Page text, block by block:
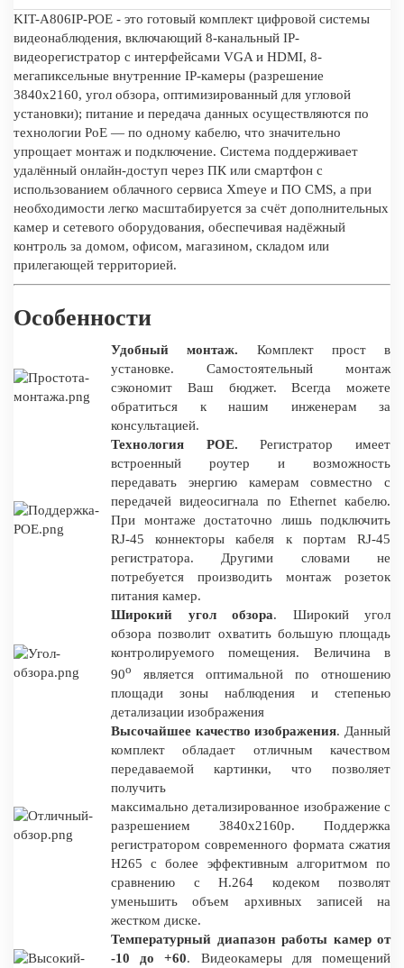
KIT-A806IP-POE - это готовый комплект цифровой системы
видеонаблюдения, включающий 8-канальный IP-
видеорегистратор с интерфейсами VGA и HDMI, 8-
мегапиксельные внутренние IP-камеры (разрешение
3840x2160, угол обзора, оптимизированный для угловой
установки); питание и передача данных осуществляются по
технологии PoE — по одному кабелю, что значительно
упрощает монтаж и подключение. Система поддерживает
удалённый онлайн-доступ через ПК или смартфон с
использованием облачного сервиса Xmeye и ПО CMS, а при
необходимости легко масштабируется за счёт дополнительных
камер и сетевого оборудования, обеспечивая надёжный
контроль за домом, офисом, магазином, складом или
прилегающей территорией.
Особенности
Удобный монтаж. Комплект прост в
установке. Самостоятельный монтаж
сэкономит Ваш бюджет. Всегда можете
обратиться к нашим инженерам за
консультацией.
Технология POE. Регистратор имеет
встроенный роутер и возможность
передавать энергию камерам совместно с
передачей видеосигнала по Ethernet кабелю.
При монтаже достаточно лишь подключить
RJ-45 коннекторы кабеля к портам RJ-45
регистратора. Другими словами не
потребуется производить монтаж розеток
питания камер.
Широкий угол обзора. Широкий угол
обзора позволит охватить большую площадь
контролируемого помещения. Величина в
90о
является оптимальной по отношению
площади зоны наблюдения и степенью
детализации изображения
Высочайшее качество изображения. Данный
комплект обладает отличным качеством
передаваемой картинки, что позволяет
получить
максимально детализированное изображение с
разрешением 3840x2160p. Поддержка
регистратором современного формата сжатия
H265 c более эффективным алгоритмом по
сравнению с H.264 кодеком позволят
уменьшить объем архивных записей на
жестком диске.
Температурный диапазон работы камер от
-10 до +60. Видеокамеры для помещений